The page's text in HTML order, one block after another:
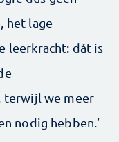
het lage
leerkracht: dát is
terwijl we meer
nodig hebben.’